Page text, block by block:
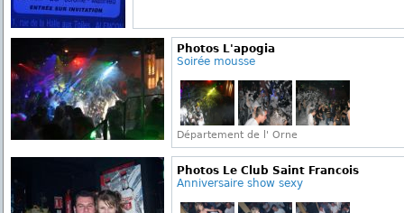
Photos L'apogia
Soirée mousse
Département de l' Orne
Photos Le Club Saint Francois
Anniversaire show sexy